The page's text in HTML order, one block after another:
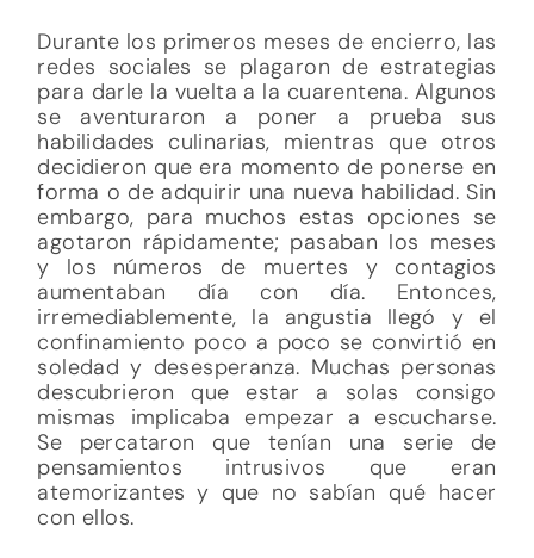
Durante los primeros meses de encierro, las
redes sociales se plagaron de estrategias
para darle la vuelta a la cuarentena. Algunos
se aventuraron a poner a prueba sus
habilidades culinarias, mientras que otros
decidieron que era momento de ponerse en
forma o de adquirir una nueva habilidad. Sin
embargo, para muchos estas opciones se
agotaron rápidamente; pasaban los meses
y los números de muertes y contagios
aumentaban día con día. Entonces,
irremediablemente, la angustia llegó y el
confinamiento poco a poco se convirtió en
soledad y desesperanza. Muchas personas
descubrieron que estar a solas consigo
mismas implicaba empezar a escucharse.
Se percataron que tenían una serie de
pensamientos intrusivos que eran
atemorizantes y que no sabían qué hacer
con ellos.